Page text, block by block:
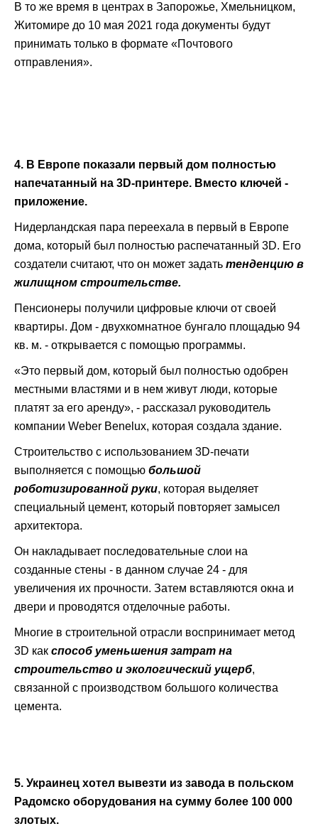
В то же время в центрах в Запорожье, Хмельницком,
Житомире до 10 мая 2021 года документы будут
принимать только в формате «Почтового
отправления».
4. В Европе показали первый дом полностью
напечатанный на 3D-принтере. Вместо ключей -
приложение.
Нидерландская пара переехала в первый в Европе
дома, который был полностью распечатанный 3D. Его
создатели считают, что он может задать тенденцию в
жилищном строительстве.
Пенсионеры получили цифровые ключи от своей
квартиры. Дом - двухкомнатное бунгало площадью 94
кв. м. - открывается с помощью программы.
«Это первый дом, который был полностью одобрен
местными властями и в нем живут люди, которые
платят за его аренду», - рассказал руководитель
компании Weber Benelux, которая создала здание.
Строительство с использованием 3D-печати
выполняется с помощью большой
роботизированной руки, которая выделяет
специальный цемент, который повторяет замысел
архитектора.
Он накладывает последовательные слои на
созданные стены - в данном случае 24 - для
увеличения их прочности. Затем вставляются окна и
двери и проводятся отделочные работы.
Многие в строительной отрасли воспринимает метод
3D как способ уменьшения затрат на
строительство и экологический ущерб,
связанной с производством большого количества
цемента.
5. Украинец хотел вывезти из завода в польском
Радомско оборудования на сумму более 100 000
злотых.